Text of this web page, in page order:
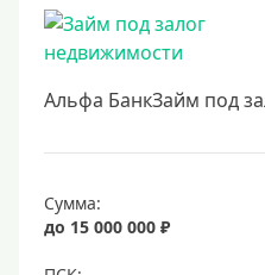
13%
14%
15%
18%
Альфа БанкЗайм под
Сумма:
до 15 000 000 ₽